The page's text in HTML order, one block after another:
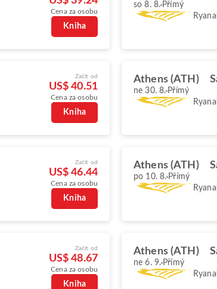
Cena za osobu
Kniha
so 8. 8. Přímý
Začít od
US$ 40.51
Cena za osobu
Kniha
Athens (ATH)
ne 30. 8. Přímý
Začít od
US$ 46.44
Cena za osobu
Kniha
Athens (ATH)
po 10. 8. Přímý
Začít od
US$ 48.67
Cena za osobu
Kniha
Athens (ATH)
ne 6. 9. Přímý